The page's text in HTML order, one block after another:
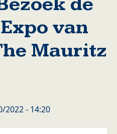
van
Mauritz
2022 - 14:20